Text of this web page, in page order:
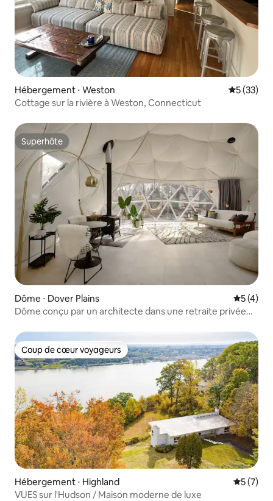
Hébergement ⋅ Weston
5 (33)
Cottage sur la rivière à Weston, Connecticut
Superhôte
Superhôte
Dôme ⋅ Dover Plains
5 (4)
Dôme conçu par un architecte dans une retraite privée
Coup de cœur voyageurs
Coup de cœur voyageurs
Hébergement ⋅ Highland
5 (7)
VUES sur l'Hudson / Maison moderne de luxe